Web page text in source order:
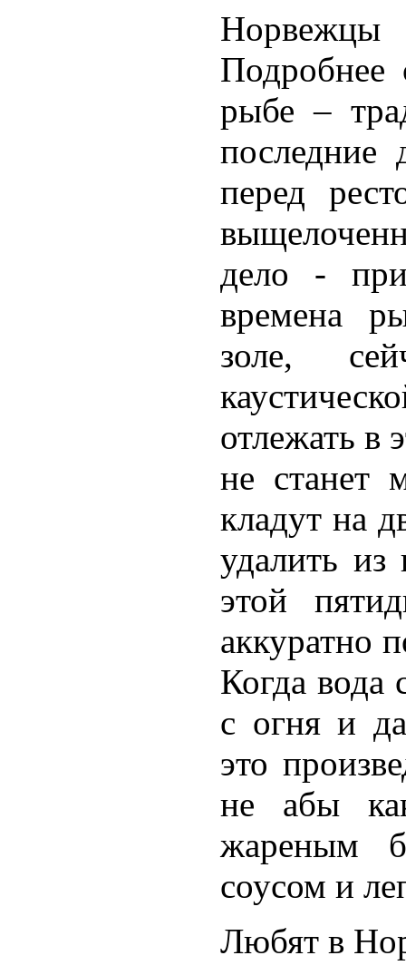
Норвежцы
Подробнее
рыбе –
последние
перед
дело -
времена
золе,
отлежать в
не станет
кладут на
удалить из
этой
аккуратно
Когда вода
с огня и
это
не абы
жареным
соусом и
Любят в